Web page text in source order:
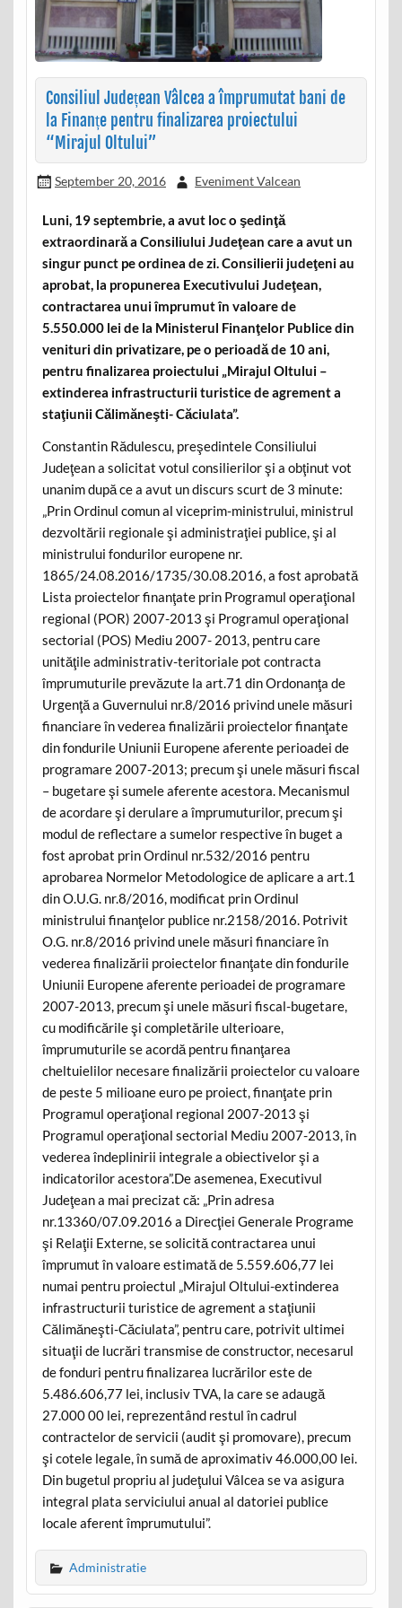
Consiliul Județean Vâlcea a împrumutat bani de
la Finanțe pentru finalizarea proiectului
“Mirajul Oltului”
September 20, 2016 Eveniment Valcean
Luni, 19 septembrie, a avut loc o şedinţă
extraordinară a Consiliului Judeţean care a avut un
singur punct pe ordinea de zi. Consilierii judeţeni au
aprobat, la propunerea Executivului Judeţean,
contractarea unui împrumut în valoare de
5.550.000 lei de la Ministerul Finanţelor Publice din
venituri din privatizare, pe o perioadă de 10 ani,
pentru finalizarea proiectului „Mirajul Oltului –
extinderea infrastructurii turistice de agrement a
staţiunii Călimăneşti- Căciulata”.
Constantin Rădulescu, preşedintele Consiliului
Judeţean a solicitat votul consilierilor şi a obţinut vot
unanim după ce a avut un discurs scurt de 3 minute:
„Prin Ordinul comun al viceprim-ministrului, ministrul
dezvoltării regionale şi administraţiei publice, şi al
ministrului fondurilor europene nr.
1865/24.08.2016/1735/30.08.2016, a fost aprobată
Lista proiectelor finanţate prin Programul operaţional
regional (POR) 2007-2013 şi Programul operaţional
sectorial (POS) Mediu 2007- 2013, pentru care
unităţile administrativ-teritoriale pot contracta
împrumuturile prevăzute la art.71 din Ordonanţa de
Urgenţă a Guvernului nr.8/2016 privind unele măsuri
financiare în vederea finalizării proiectelor finanţate
din fondurile Uniunii Europene aferente perioadei de
programare 2007-2013; precum şi unele măsuri fiscal
– bugetare şi sumele aferente acestora. Mecanismul
de acordare şi derulare a împrumuturilor, precum şi
modul de reflectare a sumelor respective în buget a
fost aprobat prin Ordinul nr.532/2016 pentru
aprobarea Normelor Metodologice de aplicare a art.1
din O.U.G. nr.8/2016, modificat prin Ordinul
ministrului finanţelor publice nr.2158/2016. Potrivit
O.G. nr.8/2016 privind unele măsuri financiare în
vederea finalizării proiectelor finanţate din fondurile
Uniunii Europene aferente perioadei de programare
2007-2013, precum şi unele măsuri fiscal-bugetare,
cu modificările şi completările ulterioare,
împrumuturile se acordă pentru finanţarea
cheltuielilor necesare finalizării proiectelor cu valoare
de peste 5 milioane euro pe proiect, finanţate prin
Programul operaţional regional 2007-2013 şi
Programul operaţional sectorial Mediu 2007-2013, în
vederea îndeplinirii integrale a obiectivelor şi a
indicatorilor acestora”.De asemenea, Executivul
Judeţean a mai precizat că: „Prin adresa
nr.13360/07.09.2016 a Direcţiei Generale Programe
şi Relaţii Externe, se solicită contractarea unui
împrumut în valoare estimată de 5.559.606,77 lei
numai pentru proiectul „Mirajul Oltului-extinderea
infrastructurii turistice de agrement a staţiunii
Călimăneşti-Căciulata”, pentru care, potrivit ultimei
situaţii de lucrări transmise de constructor, necesarul
de fonduri pentru finalizarea lucrărilor este de
5.486.606,77 lei, inclusiv TVA, la care se adaugă
27.000 00 lei, reprezentând restul în cadrul
contractelor de servicii (audit şi promovare), precum
şi cotele legale, în sumă de aproximativ 46.000,00 lei.
Din bugetul propriu al judeţului Vâlcea se va asigura
integral plata serviciului anual al datoriei publice
locale aferent împrumutului”.
Administratie